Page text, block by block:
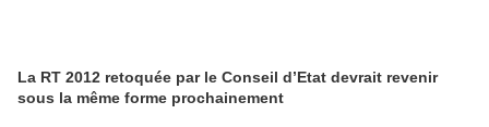
La RT 2012 retoquée par le Conseil d’Etat devrait revenir
sous la même forme prochainement